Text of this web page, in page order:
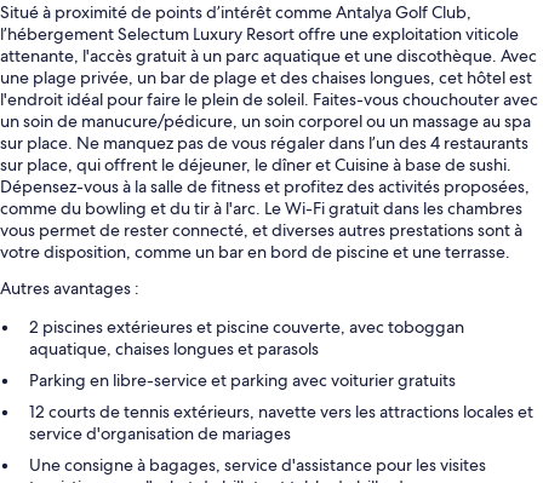
Situé à proximité de points d’intérêt comme Antalya Golf Club,
l’hébergement Selectum Luxury Resort offre une exploitation viticole
attenante, l'accès gratuit à un parc aquatique et une discothèque. Avec
une plage privée, un bar de plage et des chaises longues, cet hôtel est
l'endroit idéal pour faire le plein de soleil. Faites-vous chouchouter avec
un soin de manucure/pédicure, un soin corporel ou un massage au spa
sur place. Ne manquez pas de vous régaler dans l’un des 4 restaurants
sur place, qui offrent le déjeuner, le dîner et Cuisine à base de sushi.
Dépensez-vous à la salle de fitness et profitez des activités proposées,
comme du bowling et du tir à l'arc. Le Wi-Fi gratuit dans les chambres
vous permet de rester connecté, et diverses autres prestations sont à
votre disposition, comme un bar en bord de piscine et une terrasse.
Autres avantages :
2 piscines extérieures et piscine couverte, avec toboggan
aquatique, chaises longues et parasols
Parking en libre-service et parking avec voiturier gratuits
12 courts de tennis extérieurs, navette vers les attractions locales et
service d'organisation de mariages
Une consigne à bagages, service d'assistance pour les visites